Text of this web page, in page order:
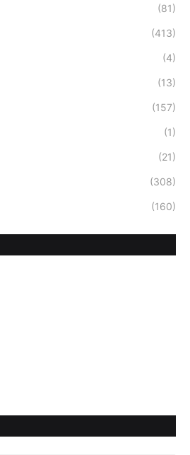
(81)
(413)
(4)
(13)
(157)
(1)
(21)
(308)
(160)